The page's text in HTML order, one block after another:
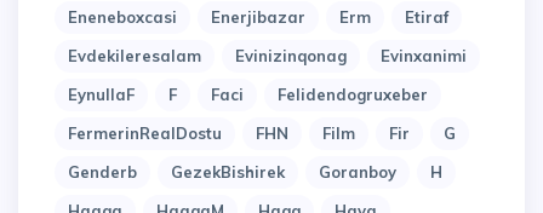
Eneneboxcasi
Enerjibazar Erm
Etiraf
Evdekileresalam
Evinizinqonag
Evinxanimi
EynullaF
F Faci
Felidendogruxeber
FermerinRealDostu
FHN Film Fir
G
Genderb
GezekBishirek Goranboy
H